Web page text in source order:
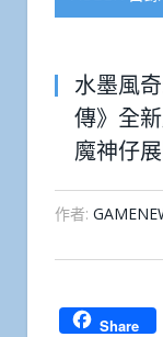
水墨風
傳》全
魔神仔
作者:
Share